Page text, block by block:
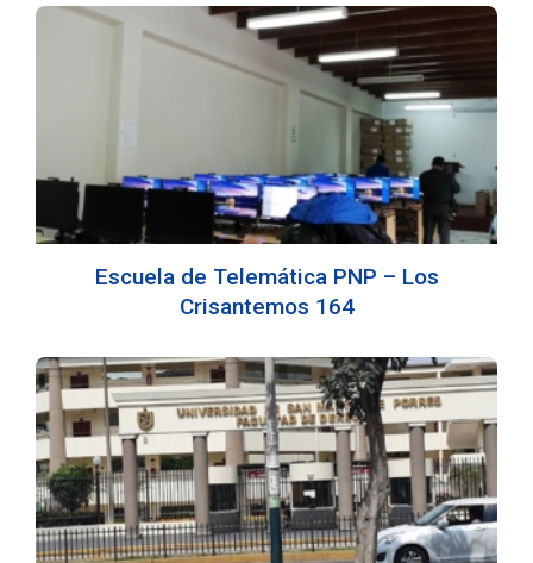
Escuela de Telemática PNP – Los
Crisantemos 164